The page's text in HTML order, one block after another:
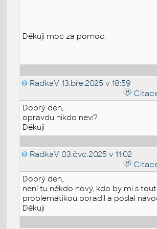
Děkuji moc za pomoc.
RadkaV 13.bře.2025 v 18:59
Dobrý den,
opravdu nikdo neví?
Děkuji
RadkaV 03.čvc.2025 v 11:02
Dobrý den,
není tu někdo nový, kdo by mi s
problematikou poradil a poslal
Děkuji